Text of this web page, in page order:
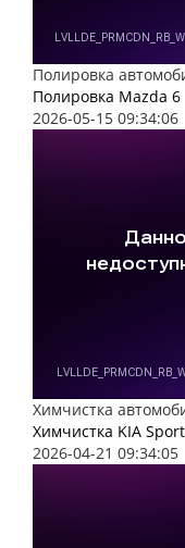
Полировка
Полировка Mazda 6
2026-05-15 09:34:06
Химчистка
Химчистка KIA
2026-04-21 09:34:05